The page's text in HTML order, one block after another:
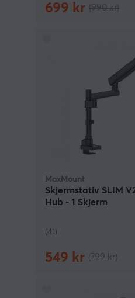
699 kr
MaxMount
Skjermstativ SLIM
Hub - 1 Skjerm
(41)
549 kr